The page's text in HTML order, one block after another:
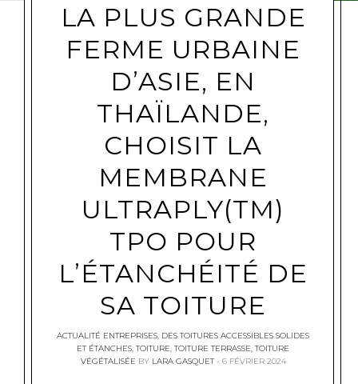
LA PLUS GRANDE
FERME URBAINE
D’ASIE, EN
THAÏLANDE,
CHOISIT LA
MEMBRANE
ULTRAPLY(TM)
TPO POUR
L’ÉTANCHÉITÉ DE
SA TOITURE
ACTUALITÉ ENTREPRISES, DES TOITURES ACCESSIBLES SOLIDES
ET ÉTANCHES,TOITURE,TOITURE TERRASSE,TOITURE
VÉGÉTALISÉE BY LARA GASQUET 6 FÉVRIER 2024